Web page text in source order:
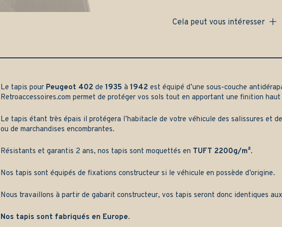
Gamme
Cela peut vous intéresser
Le tapis pour Peugeot 402 de 1935 à 1942 est équipé d’une sous-couche
Retroaccessoires.com permet de protéger vos sols tout en apportant une finition haut
Le tapis étant très épais il protégera l’habitacle de votre véhicule des salissures et
ou de marchandises encombrantes.
Résistants et garantis 2 ans, nos tapis sont moquettés en TUFT 2200g/m².
Nos tapis sont équipés de fixations constructeur si le véhicule en possède d’origine.
Nous travaillons à partir de gabarit constructeur, vos tapis seront donc identiques
Nos tapis sont fabriqués en Europe.